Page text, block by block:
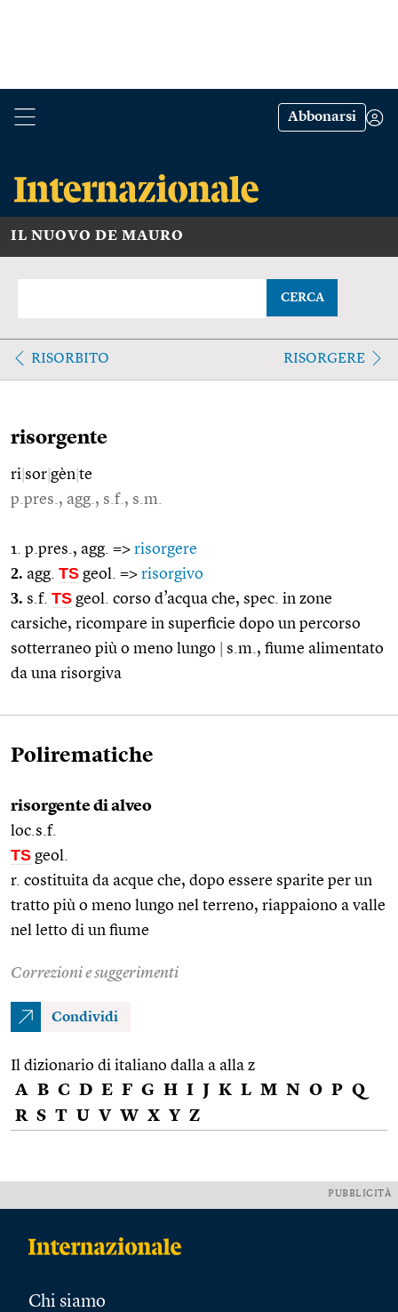
Abbonarsi
IL NUOVO DE MAURO
CERCA
RISORBITO RISORGERE
risorgente
ri sor gèn te
p.pres., agg., s.f., s.m.
1. p.pres., agg. => risorgere
2. agg. TS geol. => risorgivo
3. s.f. TS geol. corso d’acqua che, spec. in zone
carsiche, ricompare in superficie dopo un percorso
sotterraneo più o meno lungo
s.m., fiume alimentato
da una risorgiva
Polirematiche
risorgente di alveo
loc.s.f.
TS geol.
r. costituita da acque che, dopo essere sparite per un
tratto più o meno lungo nel terreno, riappaiono a valle
nel letto di un fiume
Correzioni e suggerimenti
Condividi
Il dizionario di italiano dalla a alla z
A B C D E F G H I J K L M N O P Q
R S T U V W X Y Z
PUBBLICITÀ
Chi siamo